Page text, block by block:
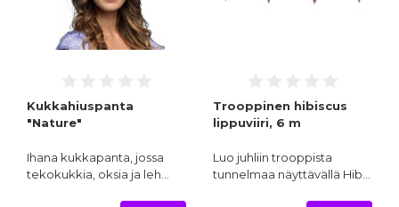
Kukkahiuspanta
"Nature"
Ihana kukkapanta, jossa
tekokukkia, oksia ja leh…
Trooppinen hibiscus
lippuviiri, 6 m
Luo juhliin trooppista
tunnelmaa näyttävällä Hib…